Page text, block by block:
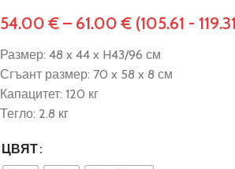
54.00€ – 61.00€ (105.61 -
Размер: 48 x 44 x H43/96 см
Сгъант размер: 70 x 58 x 8 см
Капацитет: 120 кг
Тегло: 2.8 кг
ЦВЯТ